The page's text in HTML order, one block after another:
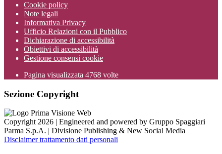
Cookie policy
Note legali
Informativa Privacy
Ufficio Relazioni con il Pubblico
Dichiarazione di accessibilità
Obiettivi di accessibilità
Gestione consensi cookie
Pagina visualizzata 4768 volte
Sezione Copyright
Copyright 2026 | Engineered and powered by Gruppo Spaggiari
Parma S.p.A. | Divisione Publishing & New Social Media
Disclaimer trattamento dati personali